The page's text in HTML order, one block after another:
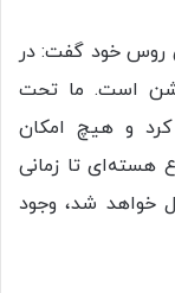
روس خود گفت: در
است. ما تحت
کرد و هیچ امکان
هسته‌ای تا زمانی
خواهد شد، وجود